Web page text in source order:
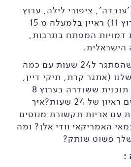
('עובדה', ציפורי לילה, ערוץ
8, תוכנית פגישה ערוץ 11) ראיין בלמעלה מ 15
דמויות המפתח בתרבות,
הישראלית.
קובן אף שבר שיא כשהסתגר ל24 שעות עם כמה
(אתגר קרת, תיקי דיין,
מוחמד בכרי),לצורך תוכנית ששודרה בערוץ 8
ובערוץ 2. איך שורדים ראיון של 24 שעות?איך
עם אריות תקשורת מנוסים
האמריקאי וודי אלן? ומה
פשוט שותק?
: